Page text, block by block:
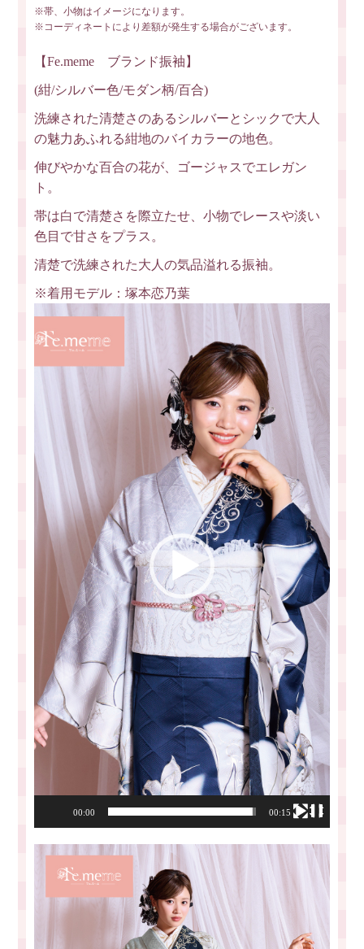
※帯、小物はイメージになります。
※コーディネートにより差額が発生する場合がございます。
【Fe.meme ブランド振袖】
(紺/シルバー色/モダン柄/百合)
洗練された清楚さのあるシルバーとシックで大人
の魅力あふれる紺地のバイカラーの地色。
伸びやかな百合の花が、ゴージャスでエレガン
ト。
帯は白で清楚さを際立たせ、小物でレースや淡い
色目で甘さをプラス。
清楚で洗練された大人の気品溢れる振袖。
※着用モデル：塚本恋乃葉
画
00:00 00:15